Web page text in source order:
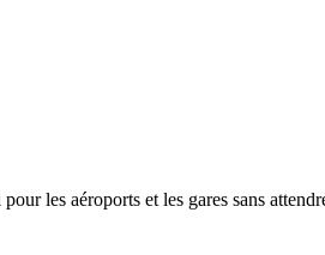
les aéroports et les gares sans